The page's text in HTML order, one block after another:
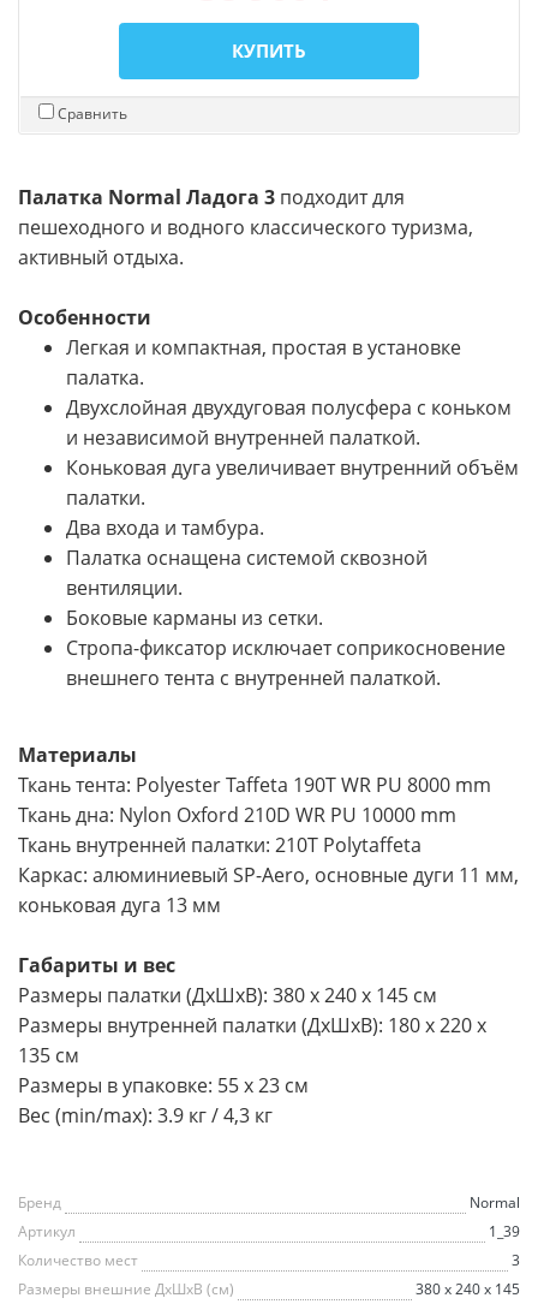
КУПИТЬ
Сравнить
Палатка Normal Ладога 3 подходит для
пешеходного и водного классического туризма,
активный отдыха.
Особенности
Легкая и компактная, простая в установке
палатка.
Двухслойная двухдуговая полусфера с коньком
и независимой внутренней палаткой.
Коньковая дуга увеличивает внутренний объём
палатки.
Два входа и тамбура.
Палатка оснащена системой сквозной
вентиляции.
Боковые карманы из сетки.
Стропа-фиксатор исключает соприкосновение
внешнего тента с внутренней палаткой.
Материалы
Ткань тента: Polyester Taffeta 190T WR PU 8000 mm
Ткань дна: Nylon Oxford 210D WR PU 10000 mm
Ткань внутренней палатки: 210T Polytaffeta
Каркас: алюминиевый SP-Aero, основные дуги 11 мм,
коньковая дуга 13 мм
Габариты и вес
Размеры палатки (ДхШхВ): 380 х 240 х 145 см
Размеры внутренней палатки (ДхШхВ): 180 х 220 х
135 см
Размеры в упаковке: 55 х 23 см
Вес (min/max): 3.9 кг / 4,3 кг
Бренд
Normal
Артикул
1_39
Количество мест
3
Размеры внешние ДхШхВ (см)
380 х 240 х 145